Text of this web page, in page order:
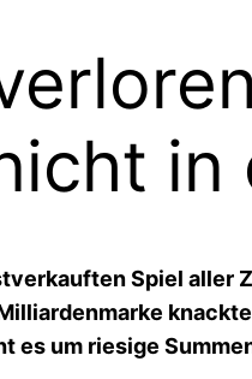
in
Spiel aller
um riesige